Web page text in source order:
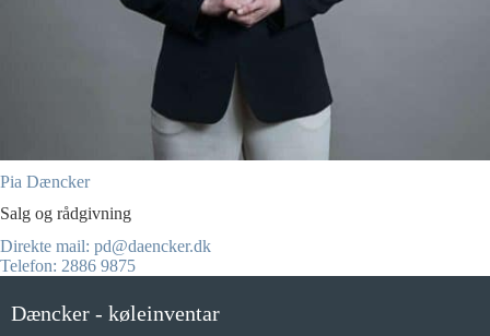
Pia Dæncker
Salg og rådgivning
Direkte mail: pd@daencker.dk
Telefon: 2886 9875
Dæncker - køleinventar